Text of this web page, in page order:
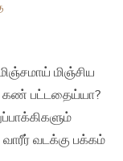
மிஞ்சிய
கண் பட்டதைய்யா?
வடக்கு பக்கம்